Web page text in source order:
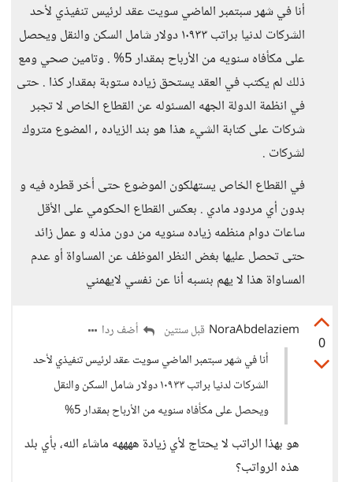
أنا في شهر سبتمبر الماضي سويت عقد لرئيس تنفيذي لأحد
الشركات لدنيا براتب ١٠٩٣٣ دولار شامل السكن والنقل ويحصل
على مكأفاه سنويه من الأرباح بمقدار 5% . وتامين صحي ومع
ذلك لم يكتب في العقد يستحق زياده ستوبة بمقدار كذا . حتى
في انظمة الدولة الجهه المسئوله عن القطاع الخاص لا تجبر
شركات على كتابة الشيء هذا هو بند الزياده , المضوع متروك
لشركات .
في القطاع الخاص يستهلكون الموضوع حتى أخر قطره فيه و
بدون أي مردود مادي . بعكس القطاع الحكومي على الأقل
ساعات دوام منظمه زياده سنويه من دون مذله و عمل زائد
حتى تحصل عليها بغض النظر الموظف عن المساواة أو عدم
المساواة هذا لا يهم بنسبه أنا عن نفسي لايهمني
0
NoraAbdelaziem قبل سنتين
أضف ردا
أنا في شهر سبتمبر الماضي سويت عقد لرئيس تنفيذي لأحد
الشركات لدنيا براتب ١٠٩٣٣ دولار شامل السكن والنقل
ويحصل على مكأفاه سنويه من الأرباح بمقدار 5%
هو بهذا الراتب لا يحتاج لأي زيادة ههههه ماشاء الله، بأي بلد
هذه الرواتب؟